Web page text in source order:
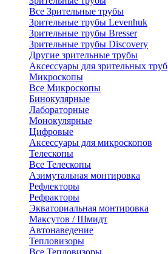
Все Зрительные трубы
Зрительные трубы Levenhuk
Зрительные трубы Bresser
Зрительные трубы Discovery
Другие зрительные трубы
Аксессуары для зрительных труб
Микроскопы
Все Микроскопы
Бинокулярные
Лабораторные
Монокулярные
Цифровые
Аксессуары для микроскопов
Телескопы
Все Телескопы
Азимутальная монтировка
Рефлекторы
Рефракторы
Экваториальная монтировка
Максутов / Шмидт
Автонаведение
Тепловизоры
Все Тепловизоры